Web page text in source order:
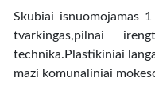
Skubiai isnuomojamas
tvarkingas,pilnai
technika.Plastikiniai
mazi komunaliniai